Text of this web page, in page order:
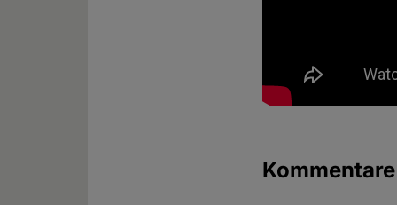
Kommentare